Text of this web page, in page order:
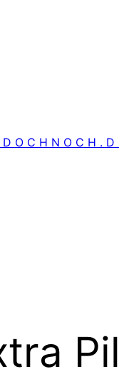
O C H N O C H . D